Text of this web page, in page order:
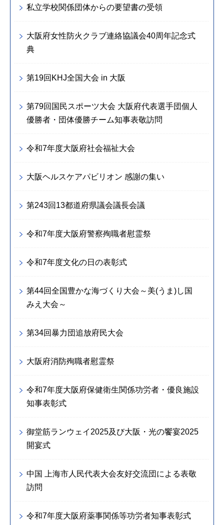
私立学校関係団体からの要望書の受領
大阪府女性防火クラブ連絡協議会40周年記念式
典
第19回KHJ全国大会 in 大阪
第79回国民スポーツ大会 大阪府代表選手団個人
優勝者・団体優勝チーム知事表敬訪問
令和7年度大阪府社会福祉大会
大阪ヘルスケアパビリオン 感謝の集い
第243回13都道府県議会議長会議
令和7年度大阪府警察殉職者慰霊祭
令和7年度文化の日の表彰式
第44回全国豊かな海づくり大会～美(うま)し国
みえ大会～
第34回暴力団追放府民大会
大阪府消防殉職者慰霊祭
令和7年度大阪府保健衛生関係功労者・優良施設
知事表彰式
御堂筋ランウェイ2025及び大阪・光の饗宴2025
開宴式
中国 上海市人民代表大会友好交流団による表敬
訪問
令和7年度大阪府薬事関係等功労者知事表彰式